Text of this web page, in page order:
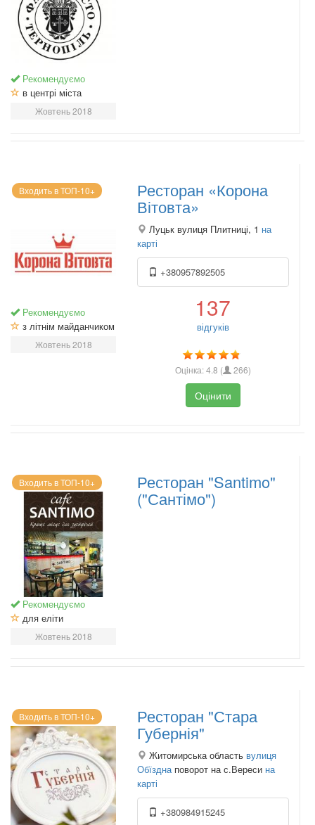
Рекомендуємо
в центрі міста
Жовтень 2018
Входить в ТОП-10+
Рекомендуємо
з літнім майданчиком
Жовтень 2018
Ресторан «Корона
Вітовта»
Луцьк вулиця Плитниці, 1 на
карті
+380957892505
137
відгуків
Оцінка:4.8 ( 266)
Оцінити
Входить в ТОП-10+
Рекомендуємо
для еліти
Жовтень 2018
Ресторан "Santimo"
("Сантімо")
Входить в ТОП-10+ Ресторан "Стара
Губернія"
Житомирська область вулиця
Обїздна поворот на с.Вереси на
карті
+380984915245